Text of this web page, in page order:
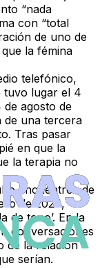
“nada
con “total
de uno de
la fémina
telefónico,
tuvo lugar el 4
de agosto de
de una tercera
Tras pasar
en que la
la terapia no
encuentros de
de 2024,
de tono’. En la
conversaciones
de la relación
serían.